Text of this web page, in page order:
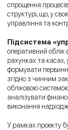
спрощення
структурі, що, у
управління та
Підсистема
оперативний облік
рахунках та касах,
формувати
згідно з чинним
обліковою
аналізувати
виконання
У рамках проекту